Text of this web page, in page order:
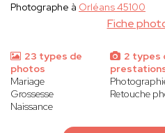
Fiche
Photographe à Orléans 45100
23 types de
photos
Mariage
Grossesse
Naissance
2 types
Retouche